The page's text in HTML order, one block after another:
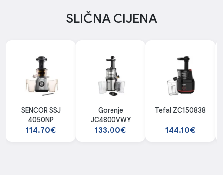
SLIČNA CIJENA
SENCOR SSJ
4050NP
114.70€
Gorenje
JC4800VWY
133.00€
Tefal ZC150838
144.10€